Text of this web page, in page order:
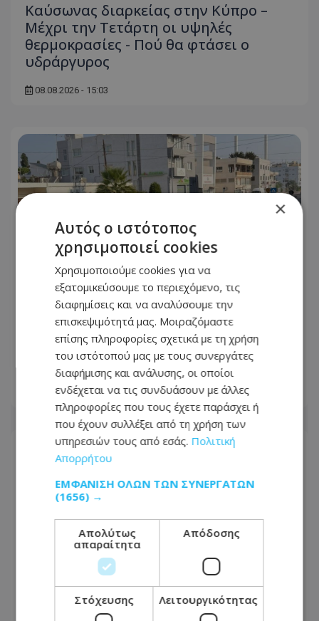
Καύσωνας διαρκείας στην Κύπρο –
Μέχρι την Τετάρτη οι υψηλές
θερμοκρασίες - Πού θα φτάσει ο
υδράργυρος
08.08.2026 - 15:03
Αγνώριστη η Λεωφόρος Τσερίου:
Τέλος η ταλαιπωρία σε μεγάλο τμήμα
της - Οι εικόνες που ανέβασε πολίτης
08.08.2026 - 14:30
×
Αυτός ο ιστότοπος
χρησιμοποιεί cookies
Χρησιμοποιούμε cookies για να
εξατομικεύσουμε το περιεχόμενο, τις
διαφημίσεις και να αναλύσουμε την
επισκεψιμότητά μας. Μοιραζόμαστε
επίσης πληροφορίες σχετικά με τη χρήση
του ιστότοπού μας με τους συνεργάτες
διαφήμισης και ανάλυσης, οι οποίοι
ενδέχεται να τις συνδυάσουν με άλλες
πληροφορίες που τους έχετε παράσχει ή
που έχουν συλλέξει από τη χρήση των
υπηρεσιών τους από εσάς. Πολιτική
Απορρήτου
ΕΜΦΆΝΙΣΗ ΌΛΩΝ ΤΩΝ ΣΥΝΕΡΓΑΤΏΝ
(1656) →
Απολύτως
απαραίτητα
Απόδοσης
Στόχευσης Λειτουργικότητας